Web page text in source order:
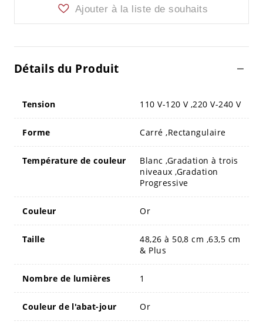
Ajouter à la liste de souhaits
Détails du Produit
Tension 110 V-120 V ,220 V-240 V
Forme Carré ,Rectangulaire
Température de couleur
Blanc ,Gradation à trois
niveaux ,Gradation
Progressive
Couleur Or
Taille
48,26 à 50,8 cm ,63,5 cm
& Plus
Nombre de lumières 1
Couleur de l'abat-jour Or